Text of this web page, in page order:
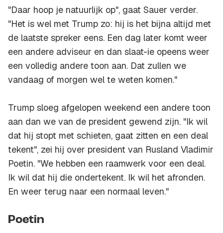
"Daar hoop je natuurlijk op", gaat Sauer verder.
"Het is wel met Trump zo: hij is het bijna altijd met
de laatste spreker eens. Een dag later komt weer
een andere adviseur en dan slaat-ie opeens weer
een volledig andere toon aan. Dat zullen we
vandaag of morgen wel te weten komen."
Trump sloeg afgelopen weekend een andere toon
aan dan we van de president gewend zijn. "Ik wil
dat hij stopt met schieten, gaat zitten en een deal
tekent", zei hij over president van Rusland Vladimir
Poetin. "We hebben een raamwerk voor een deal.
Ik wil dat hij die ondertekent. Ik wil het afronden.
En weer terug naar een normaal leven."
Poetin